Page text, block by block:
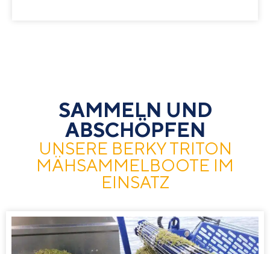
SAMMELN UND
ABSCHÖPFEN
UNSERE BERKY TRITON
MÄHSAMMELBOOTE IM
EINSATZ